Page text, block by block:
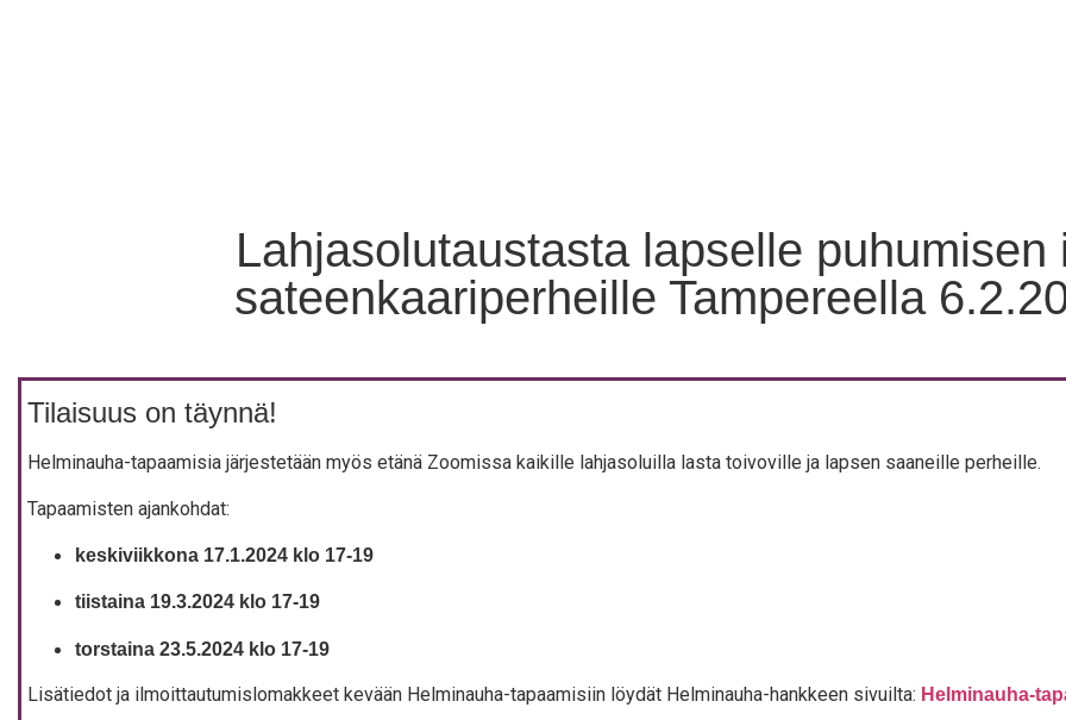
Lahjasolutaustasta lapselle puhumisen
sateenkaariperheille Tampereella
Tilaisuus on täynnä!
Hel­mi­nau­ha-tapaa­mi­sia jär­jes­te­tään myös etä­nä Zoo­mis­sa kai­kil­le lah­ja­so­luil­la las­ta toi­vo­vil­le ja lap­sen saa­neil­le perheille.
Tapaa­mis­ten ajankohdat:
kes­ki­viik­ko­na 17.1.2024 klo 17-19
tiis­tai­na 19.3.2024 klo 17-19
tors­tai­na 23.5.2024 klo 17-19
Lisä­tie­dot ja ilmoit­tau­tu­mis­lo­mak­keet kevään Hel­mi­nau­ha-tapaa­mi­siin löy­dät Hel­mi­nau­ha-hank­keen sivuil­ta: Hel­mi­nau­ha-